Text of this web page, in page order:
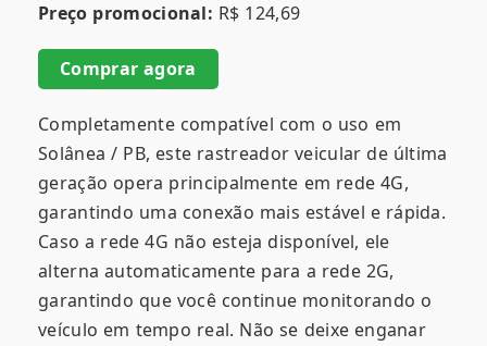
Preço promocional: R$ 124,69
Comprar agora
Completamente compatível com o uso em
Solânea / PB, este rastreador veicular de última
geração opera principalmente em rede 4G,
garantindo uma conexão mais estável e rápida.
Caso a rede 4G não esteja disponível, ele
alterna automaticamente para a rede 2G,
garantindo que você continue monitorando o
veículo em tempo real. Não se deixe enganar